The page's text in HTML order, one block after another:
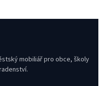
mobiliář pro obce, školy